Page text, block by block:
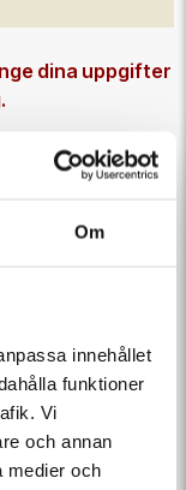
Om
innehållet
funktioner
Vi
och annan
medier och
dina uppgifter